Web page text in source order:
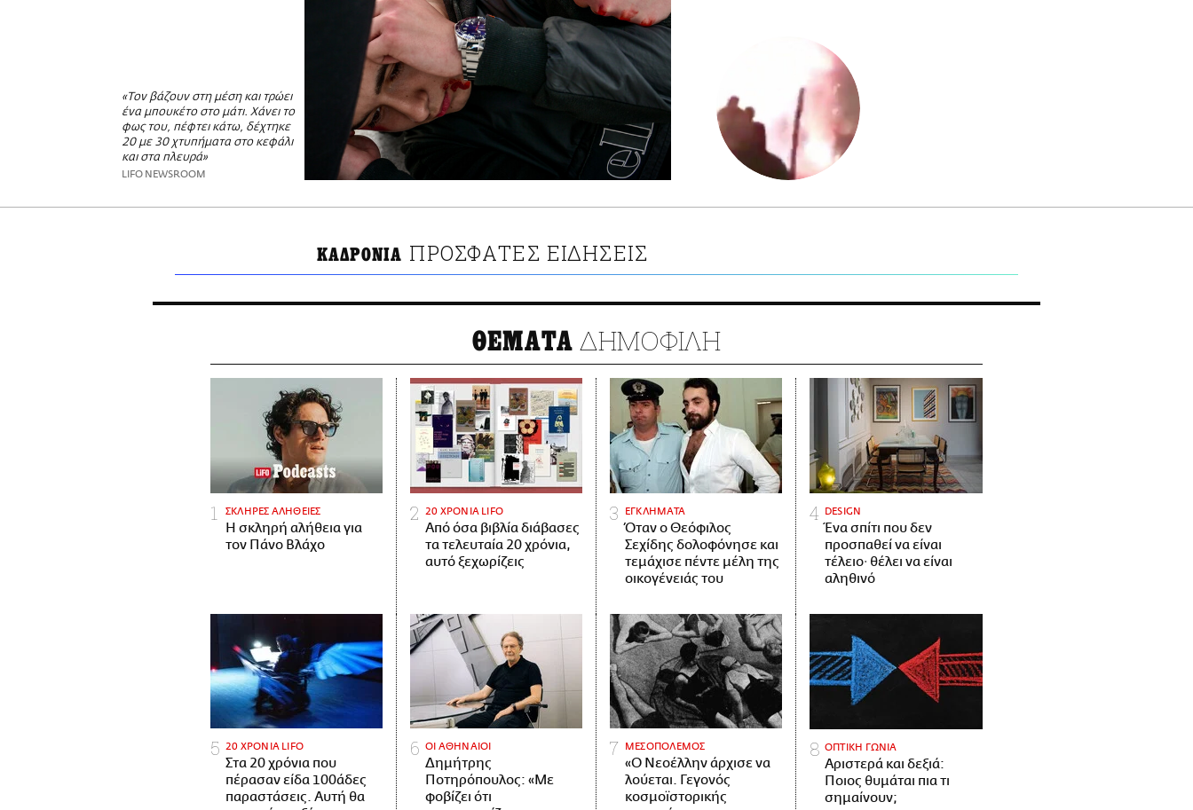
«Τον βάζουν στη μέση και τρώει
ένα μπουκέτο στο μάτι. Χάνει το
φως του, πέφτει κάτω, δέχτηκε
20 με 30 χτυπήματα στο κεφάλι
και στα πλευρά»
LIFO NEWSROOM
ΚΑΔΡΟΝΙΑ ΠΡΟΣΦΑΤΕΣ ΕΙΔΗΣΕΙΣ
ΘΕΜΑΤΑ ΔΗΜΟΦΙΛΗ
ΣΚΛΗΡΕΣ ΑΛΗΘΕΙΕΣ
H σκληρή αλήθεια για
τον Πάνο Βλάχο
20 ΧΡΟΝΙΑ LIFO
Από όσα βιβλία διάβασες
τα τελευταία 20 χρόνια,
αυτό ξεχωρίζεις
ΕΓΚΛΗΜΑΤΑ
Όταν ο Θεόφιλος
Σεχίδης δολοφόνησε και
τεμάχισε πέντε μέλη της
οικογένειάς του
DESIGN
Ένα σπίτι που δεν
προσπαθεί να είναι
τέλειο· θέλει να είναι
αληθινό
20 ΧΡΟΝΙΑ LIFO
Στα 20 χρόνια που
πέρασαν είδα 100άδες
παραστάσεις. Αυτή θα
ΟΙ ΑΘΗΝΑΙΟΙ
Δημήτρης
Ποτηρόπουλος: «Με
φοβίζει ότι
ΜΕΣΟΠΟΛΕΜΟΣ
«Ο Νεοέλλην άρχισε να
λούεται. Γεγονός
κοσμοϊστορικής
ΟΠΤΙΚΗ ΓΩΝΙΑ
Αριστερά και δεξιά:
Ποιος θυμάται πια τι
σημαίνουν;